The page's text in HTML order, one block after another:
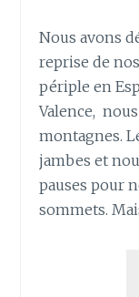
Nous avons
reprise de
périple en
Valence,
montagnes.
jambes et
pauses pour
sommets.